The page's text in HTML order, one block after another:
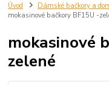
Úvod Dámské bačkory a
mokasinové bačkory BF15U -
mokasinové
zelené